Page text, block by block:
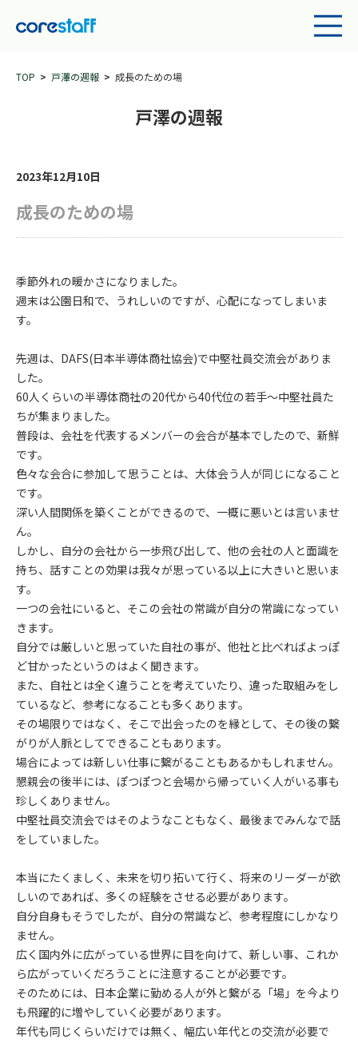
TOP 戸澤の週報 成長のための場
戸澤の週報
2023年12月10日
成長のための場
季節外れの暖かさになりました。
週末は公園日和で、うれしいのですが、心配になってしまいま
す。
先週は、DAFS(日本半導体商社協会)で中堅社員交流会がありま
した。
60人くらいの半導体商社の20代から40代位の若手～中堅社員た
ちが集まりました。
普段は、会社を代表するメンバーの会合が基本でしたので、新鮮
です。
色々な会合に参加して思うことは、大体会う人が同じになること
です。
深い人間関係を築くことができるので、一概に悪いとは言いませ
ん。
しかし、自分の会社から一歩飛び出して、他の会社の人と面識を
持ち、話すことの効果は我々が思っている以上に大きいと思いま
す。
一つの会社にいると、そこの会社の常識が自分の常識になってい
きます。
自分では厳しいと思っていた自社の事が、他社と比べればよっぽ
ど甘かったというのはよく聞きます。
また、自社とは全く違うことを考えていたり、違った取組みをし
ているなど、参考になることも多くあります。
その場限りではなく、そこで出会ったのを縁として、その後の繋
がりが人脈としてできることもあります。
場合によっては新しい仕事に繋がることもあるかもしれません。
懇親会の後半には、ぽつぽつと会場から帰っていく人がいる事も
珍しくありません。
中堅社員交流会ではそのようなこともなく、最後までみんなで話
をしていました。
本当にたくましく、未来を切り拓いて行く、将来のリーダーが欲
しいのであれば、多くの経験をさせる必要があります。
自分自身もそうでしたが、自分の常識など、参考程度にしかなり
ません。
広く国内外に広がっている世界に目を向けて、新しい事、これか
ら広がっていくだろうことに注意することが必要です。
そのためには、日本企業に勤める人が外と繋がる「場」を今より
も飛躍的に増やしていく必要があります。
年代も同じくらいだけでは無く、幅広い年代との交流が必要で